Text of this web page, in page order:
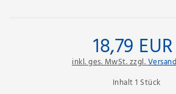
18,79 EUR
inkl. ges. MwSt. zzgl.
Inhalt1 Stück